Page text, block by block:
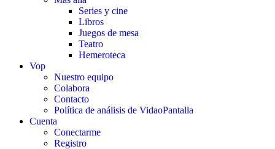
Series y cine
Libros
Juegos de mesa
Teatro
Hemeroteca
Vop
Nuestro equipo
Colabora
Contacto
Política de análisis de VidaoPantalla
Cuenta
Conectarme
Registro